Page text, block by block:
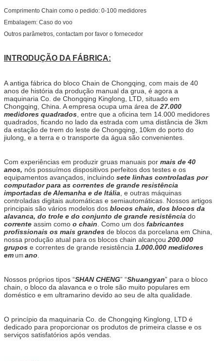
Comprimento Chain como o pedido: 0-100 medidores
Embalagem: Caso do voo
Outros parâmetros, contactam por favor o fornecedor
INTRODUÇÃO DA FÁBRICA:
A antiga fábrica do bloco Chain de Chongqing, com mais de 40
anos de história da produção manual da grua, é agora a
maquinaria Co. de Chongqing Kinglong, LTD, situado em
Chongqing, China. A empresa ocupa uma área de 27.000
medidores quadrados , entre que a oficina tem 14.000 medidores
quadrados, ficando no lado da estrada com uma distância de 3km
da estação de trem do leste de Chongqing, 10km do porto do
jiulong, e a terra e o transporte da água são convenientes.
Com experiências em produzir gruas manuais por mais de 40
anos, nós possuímos dispositivos perfeitos dos testes e os
equipamentos avançados, incluindo sete linhas controladas por
computador para as correntes de grande resistência
importadas de Alemanha e de Itália , e outras máquinas
controladas digitais automáticas e semiautomáticas. Nossos artigos
principais são vários modelos dos blocos chain, dos blocos da
alavanca, do trole e do conjunto de grande resistência do
corrente assim como o chain . Como um dos fabricantes
profissionais os mais grandes de blocos da porcelana em China,
nossa produção atual para os blocos chain alcançou 200.000
grupos e correntes de grande resistência 1.000.000 medidores
em um ano
Nossos próprios tipos “SHAN CHENG” “Shuangyan” para o bloco
chain, o bloco da alavanca e o trole são muito populares em
doméstico e em ultramarino devido ao seu de alta qualidade.
O princípio da maquinaria Co. de Chongqing Kinglong, LTD é
dedicado para proporcionar os produtos de primeira classe e os
serviços satisfatórios após vendas.